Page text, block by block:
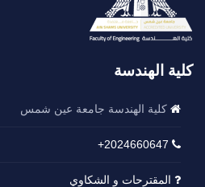
كلية الهندسة
كلية الهندسة جامعة عين شمس
2024660647+
المقترحات و الشكاوي